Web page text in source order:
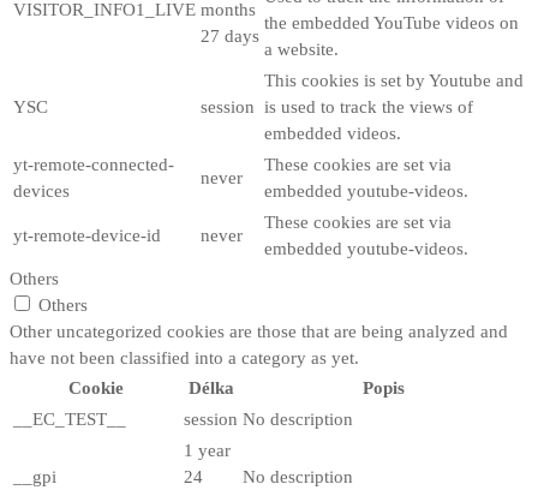
VISITOR_INFO1_LIVE months
27 days
the embedded YouTube videos on
a website.
YSC session
This cookies is set by Youtube and
is used to track the views of
embedded videos.
yt-remote-connected-
devices
never
These cookies are set via
embedded youtube-videos.
yt-remote-device-id never
These cookies are set via
embedded youtube-videos.
Others
Others
Other uncategorized cookies are those that are being analyzed and
have not been classified into a category as yet.
Cookie
Délka
Popis
__EC_TEST__
session No description
__gpi
1 year
24
No description